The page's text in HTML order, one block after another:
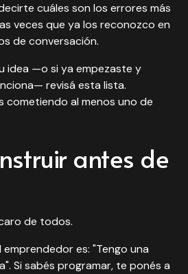
cuáles son los errores más
veces que ya los reconozco en
de conversación.
idea —o si ya empezaste y
revisá esta lista.
cometiendo al menos uno de
antes de
de todos.
es: "Tengo una
Si sabés programar, te ponés a